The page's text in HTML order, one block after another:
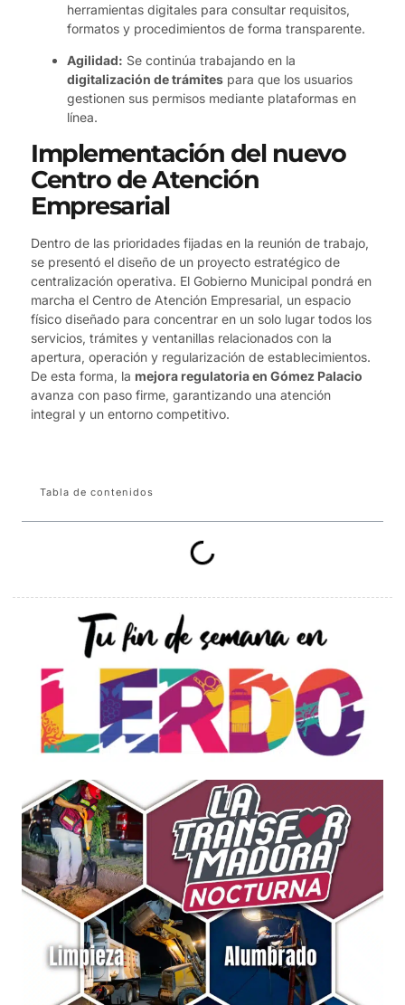
herramientas digitales para consultar requisitos,
formatos y procedimientos de forma transparente.
Agilidad: Se continúa trabajando en la
digitalización de trámites para que los usuarios
gestionen sus permisos mediante plataformas en
línea.
Implementación del nuevo
Centro de Atención
Empresarial
Dentro de las prioridades fijadas en la reunión de trabajo,
se presentó el diseño de un proyecto estratégico de
centralización operativa. El Gobierno Municipal pondrá en
marcha el Centro de Atención Empresarial, un espacio
físico diseñado para concentrar en un solo lugar todos los
servicios, trámites y ventanillas relacionados con la
apertura, operación y regularización de establecimientos.
De esta forma, la mejora regulatoria en Gómez Palacio
avanza con paso firme, garantizando una atención
integral y un entorno competitivo.
Tabla de contenidos